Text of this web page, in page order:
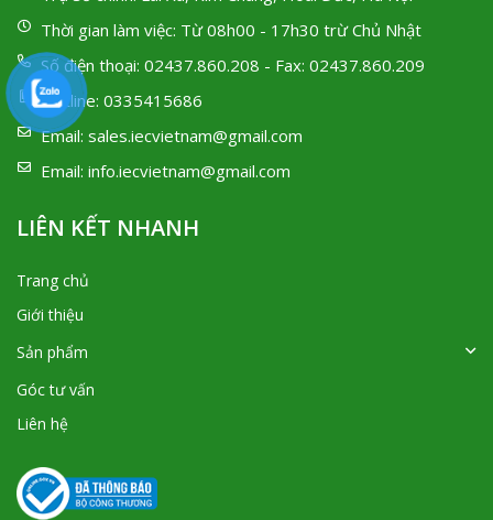
Thời gian làm việc: Từ 08h00 - 17h30 trừ Chủ Nhật
Số điện thoại: 02437.860.208 - Fax: 02437.860.209
Hotline: 0335415686
Email: sales.iecvietnam@gmail.com
Email: info.iecvietnam@gmail.com
LIÊN KẾT NHANH
Trang chủ
Giới thiệu
Sản phẩm
Góc tư vấn
Liên hệ